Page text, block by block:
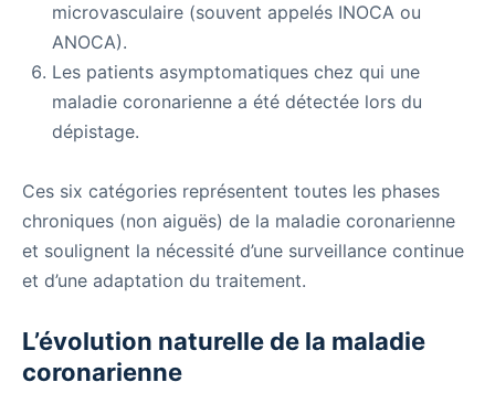
microvasculaire (souvent appelés INOCA ou
ANOCA).
Les patients asymptomatiques chez qui une
maladie coronarienne a été détectée lors du
dépistage.
Ces six catégories représentent toutes les phases
chroniques (non aiguës) de la maladie coronarienne
et soulignent la nécessité d’une surveillance continue
et d’une adaptation du traitement.
L’évolution naturelle de la maladie
coronarienne